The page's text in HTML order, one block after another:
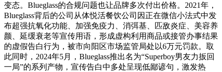
变态。Blueglass的合规问题也让品牌多次付出价格。2021年，
Blueglass背后的公司从体悦活餐饮公司因正在微信小法式中发
布超强抗氧化功能、加强免疫力、消弭基、匹敌炎症、美容养
颜、延缓衰老等宣传用语，形成虚构利用商品或接管办事结果
的虚假告白行为，被市向阳区市场监管局处以6万元罚款。取
此同时，2024年5月，Blueglass推出名为“Superboy男友力扳回
一局”的系列产物，宣传告白中多处呈现低鄙谚句，激发热